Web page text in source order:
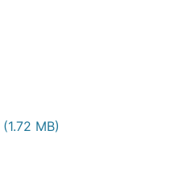
(1.72 MB)